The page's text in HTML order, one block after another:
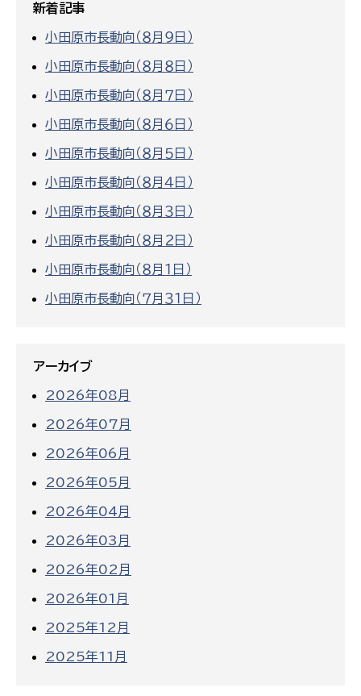
新着記事
小田原市長動向（８月９日）
小田原市長動向（８月８日）
小田原市長動向（８月７日）
小田原市長動向（８月６日）
小田原市長動向（８月５日）
小田原市長動向（８月４日）
小田原市長動向（８月３日）
小田原市長動向（８月２日）
小田原市長動向（８月１日）
小田原市長動向（７月３１日）
アーカイブ
2026年08月
2026年07月
2026年06月
2026年05月
2026年04月
2026年03月
2026年02月
2026年01月
2025年12月
2025年11月